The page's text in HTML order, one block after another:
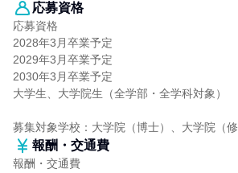
応募資格
応募資格
2028年3月卒業予定
2029年3月卒業予定
2030年3月卒業予定
大学生、大学院生（全学部・全学科対象）
募集対象学校：大学院（博士）、大学院（
報酬・交通費
報酬・交通費